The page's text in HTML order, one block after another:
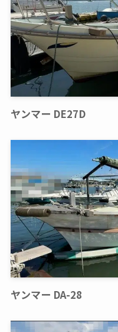
ヤンマー DE27D
ヤンマー DA-28